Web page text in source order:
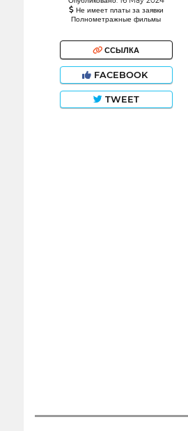
Не имеет платы за заявки
Полнометражные фильмы
ССЫЛКА
FACEBOOK
TWEET